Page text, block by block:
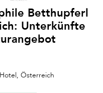
Betthupferl
Unterkünfte
Österreich